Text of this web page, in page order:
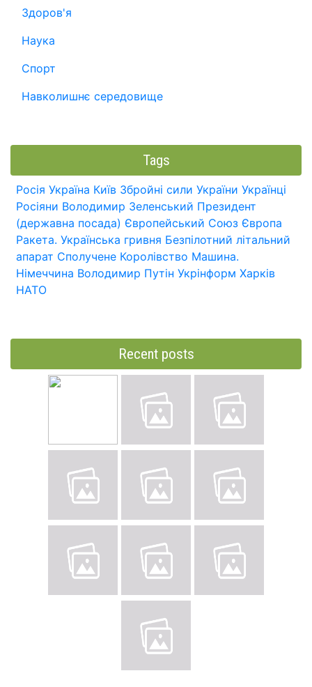
Здоров'я
Наука
Спорт
Навколишнє середовище
Tags
Росія Україна Київ Збройні сили України Українці
Росіяни Володимир Зеленський Президент
(державна посада) Європейський Союз Європа
Ракета. Українська гривня Безпілотний літальний
апарат Сполучене Королівство Машина.
Німеччина Володимир Путін Укрінформ Харків
НАТО
Recent posts